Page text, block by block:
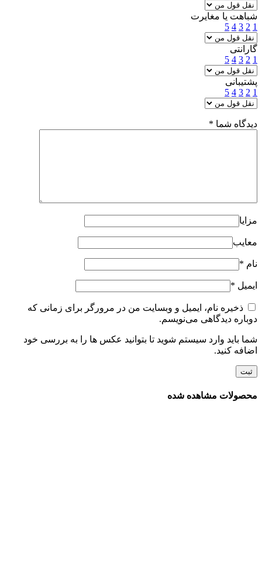
شباهت یا مغایرت
1
2
3
4
5
گارانتی
1
2
3
4
5
پشتیبانی
1
2
3
4
5
دیدگاه شما *
مزایا
معایب
نام *
ایمیل *
ذخیره نام، ایمیل و وبسایت من در مرورگر برای زمانی که
دوباره دیدگاهی می‌نویسم.
شما باید وارد سیستم شوید تا بتوانید عکس ها را به بررسی خود
اضافه کنید.
محصولات مشاهده شده